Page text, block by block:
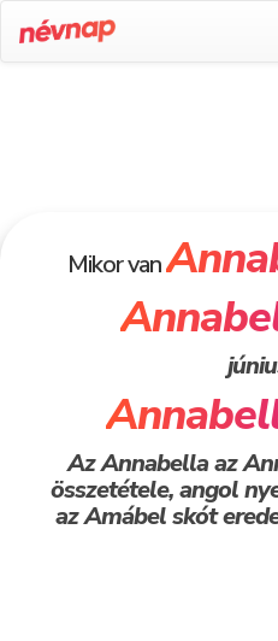
Mikor van
Az Annabella az
összetétele, angol
az Amábel skót